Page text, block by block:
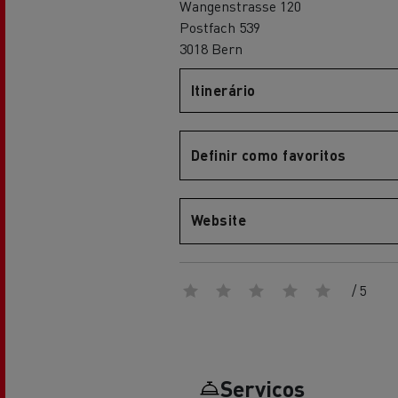
A nossa gama de gasóleo
Renault Trucks Master Red EDITION
Renault Trucks Trafic Red EDITION
A nossa oferta 360° toda
eléctrica
Vantagens da mobilidade
elétrica para camiões
A nossa visão
RENAULT TRUCKS REDUZEM
Wangenstrasse 120
Postfach 539
3018 Bern
Itinerário
Definir como favoritos
Website
/ 5
Serviços